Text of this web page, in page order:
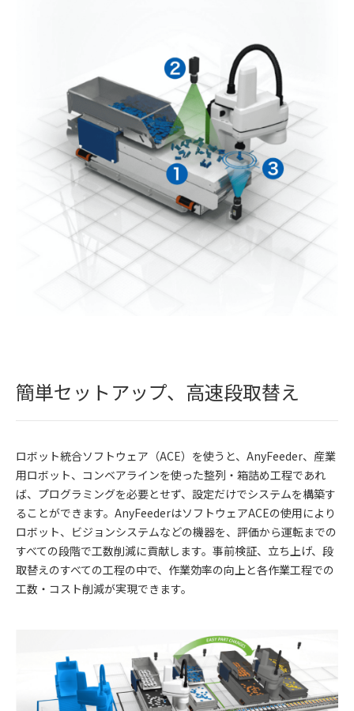
簡単セットアップ、高速段取替え
ロボット統合ソフトウェア（ACE）を使うと、AnyFeeder、産業
用ロボット、コンベアラインを使った整列・箱詰め工程であれ
ば、プログラミングを必要とせず、設定だけでシステムを構築す
ることができます。AnyFeederはソフトウェアACEの使用により
ロボット、ビジョンシステムなどの機器を、評価から運転までの
すべての段階で工数削減に貢献します。事前検証、立ち上げ、段
取替えのすべての工程の中で、作業効率の向上と各作業工程での
工数・コスト削減が実現できます。